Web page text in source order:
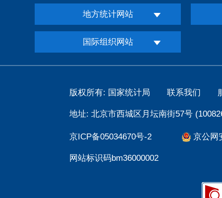
地方统计网站
国际组织网站
版权所有: 国家统计局 联系我们
地址: 北京市西城区月坛南街57号
京ICP备05034670号-2 京公网
网站标识码bm36000002